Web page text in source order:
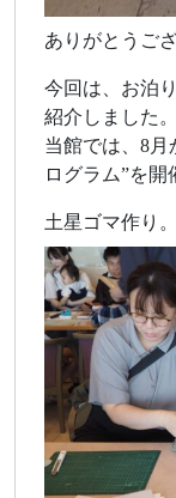
ありがとう
今回は、お泊
紹介しました。
当館では、8月
ログラム”を開
土星ゴマ作り。